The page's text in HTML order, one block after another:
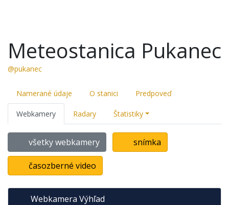
Meteostanica Pukanec
@pukanec
Namerané údaje O stanici Predpoveď
Webkamery Radary Štatistiky
všetky webkamery snímka
časozberné video
Webkamera Výhľad